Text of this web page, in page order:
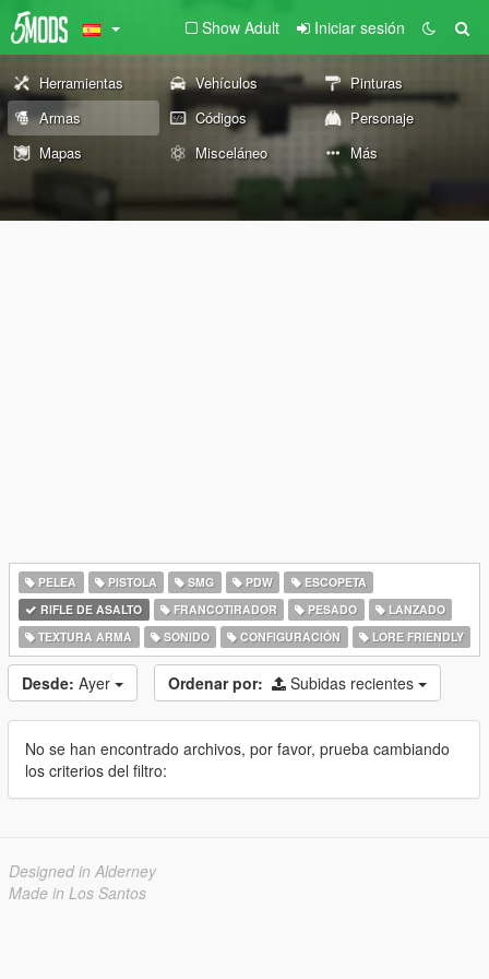
Show Adult Iniciar sesión
Herramientas Vehículos
Pinturas
Armas
Códigos
Personaje
Mapas
Misceláneo Más
PELEA PISTOLA SMG PDW
ESCOPETA
RIFLE DE ASALTO
FRANCOTIRADOR PESADO
LANZADO
TEXTURA ARMA
SONIDO CONFIGURACIÓN LORE FRIENDLY
Desde: Ayer Ordenar por: Subidas recientes
No se han encontrado archivos, por favor, prueba cambiando
los criterios del filtro:
Designed in Alderney
Made in Los Santos